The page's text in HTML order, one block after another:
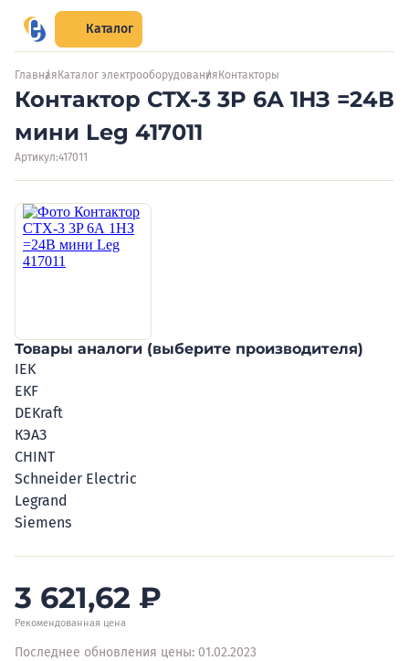
Каталог
Главная Каталог электрооборудования Контакторы
Контактор CTX-3 3P 6А 1HЗ =24В
мини Leg 417011
Артикул:417011
Товары аналоги (выберите производителя)
IEK
EKF
DEKraft
КЭАЗ
CHINT
Schneider Electric
Legrand
Siemens
3 621,62 ₽
Рекомендованная цена
Последнее обновления цены: 01.02.2023